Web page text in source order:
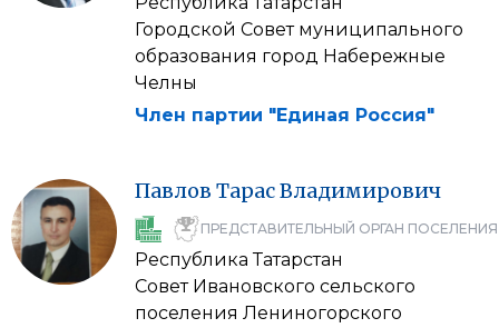
Городской Совет муниципального
образования город Набережные
Челны
Член партии "Единая Россия"
Павлов ТарасВладимирович
ПРЕДСТАВИТЕЛЬНЫЙ ОРГАН ПОСЕЛЕНИЯ
Республика Татарстан
Совет Ивановского сельского
поселения Лениногорского